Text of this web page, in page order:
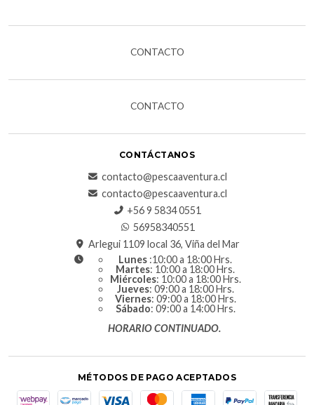
CONTACTO
CONTACTO
CONTÁCTANOS
contacto@pescaaventura.cl
contacto@pescaaventura.cl
+56 9 5834 0551
56958340551
Arlegui 1109 local 36, Viña del Mar
Lunes :10:00 a 18:00 Hrs.
Martes: 10:00 a 18:00 Hrs.
Miércoles: 10:00 a 18:00 Hrs.
Jueves: 09:00 a 18:00 Hrs.
Viernes: 09:00 a 18:00 Hrs.
Sábado: 09:00 a 14:00 Hrs.
HORARIO CONTINUADO.
MÉTODOS DE PAGO ACEPTADOS